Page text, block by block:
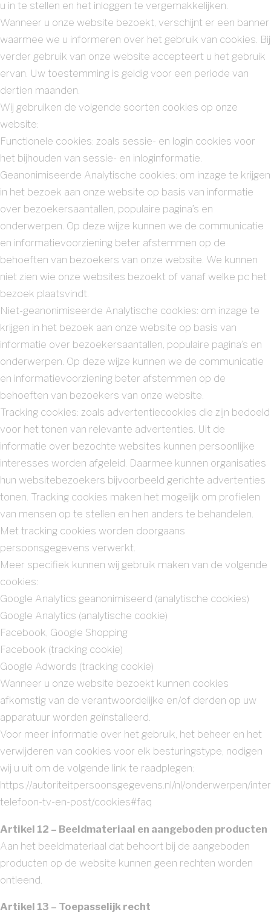
u in te stellen en het inloggen te vergemakkelijken.
Wanneer u onze website bezoekt, verschijnt er een banner
waarmee we u informeren over het gebruik van cookies. Bij
verder gebruik van onze website accepteert u het gebruik
ervan. Uw toestemming is geldig voor een periode van
dertien maanden.
Wij gebruiken de volgende soorten cookies op onze
website:
Functionele cookies: zoals sessie- en login cookies voor
het bijhouden van sessie- en inloginformatie.
Geanonimiseerde Analytische cookies: om inzage te krijgen
in het bezoek aan onze website op basis van informatie
over bezoekersaantallen, populaire pagina’s en
onderwerpen. Op deze wijze kunnen we de communicatie
en informatievoorziening beter afstemmen op de
behoeften van bezoekers van onze website. We kunnen
niet zien wie onze websites bezoekt of vanaf welke pc het
bezoek plaatsvindt.
Niet-geanonimiseerde Analytische cookies: om inzage te
krijgen in het bezoek aan onze website op basis van
informatie over bezoekersaantallen, populaire pagina’s en
onderwerpen. Op deze wijze kunnen we de communicatie
en informatievoorziening beter afstemmen op de
behoeften van bezoekers van onze website.
Tracking cookies: zoals advertentiecookies die zijn bedoeld
voor het tonen van relevante advertenties. Uit de
informatie over bezochte websites kunnen persoonlijke
interesses worden afgeleid. Daarmee kunnen organisaties
hun websitebezoekers bijvoorbeeld gerichte advertenties
tonen. Tracking cookies maken het mogelijk om profielen
van mensen op te stellen en hen anders te behandelen.
Met tracking cookies worden doorgaans
persoonsgegevens verwerkt.
Meer specifiek kunnen wij gebruik maken van de volgende
cookies:
Google Analytics geanonimiseerd (analytische cookies)
Google Analytics (analytische cookie)
Facebook, Google Shopping
Facebook (tracking cookie)
Google Adwords (tracking cookie)
Wanneer u onze website bezoekt kunnen cookies
afkomstig van de verantwoordelijke en/of derden op uw
apparatuur worden geïnstalleerd.
Voor meer informatie over het gebruik, het beheer en het
verwijderen van cookies voor elk besturingstype, nodigen
wij u uit om de volgende link te raadplegen:
https://autoriteitpersoonsgegevens.nl/nl/onderwerpen/
telefoon-tv-en-post/cookies#faq
Artikel 12 – Beeldmateriaal en aangeboden producten
Aan het beeldmateriaal dat behoort bij de aangeboden
producten op de website kunnen geen rechten worden
ontleend.
Artikel 13 – Toepasselijk recht